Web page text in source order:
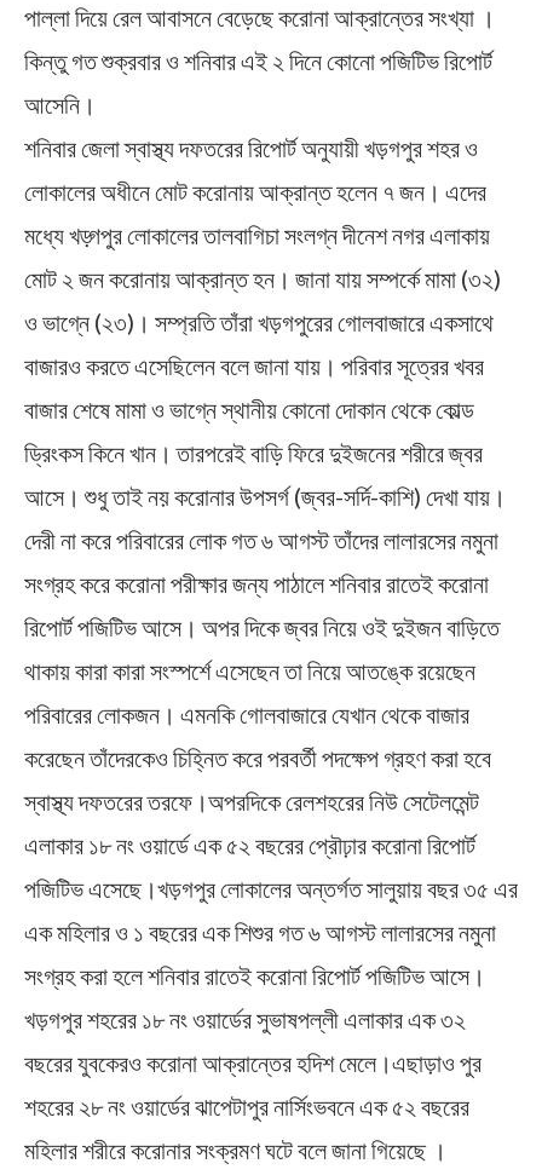
পাল্লা দিয়ে রেল আবাসনে বেড়েছে করোনা আক্রান্তের সংখ্যা ।
কিন্তু গত শুক্রবার ও শনিবার এই ২ দিনে কোনো পজিটিভ রিপোর্ট
আসেনি।
শনিবার জেলা স্বাস্থ্য দফতরের রিপোর্ট অনুযায়ী খড়গপুর শহর ও
লোকালের অধীনে মোট করোনায় আক্রান্ত হলেন ৭ জন। এদের
মধ্যে খড়্গপুর লোকালের তালবাগিচা সংলগ্ন দীনেশ নগর এলাকায়
মোট ২ জন করোনায় আক্রান্ত হন। জানা যায় সম্পর্কে মামা (৩২)
ও ভাগ্নে (২৩)। সম্প্রতি তাঁরা খড়গপুরের গোলবাজারে একসাথে
বাজারও করতে এসেছিলেন বলে জানা যায়। পরিবার সূত্রের খবর
বাজার শেষে মামা ও ভাগ্নে স্থানীয় কোনো দোকান থেকে কোল্ড
ড্রিংকস কিনে খান। তারপরেই বাড়ি ফিরে দুইজনের শরীরে জ্বর
আসে। শুধু তাই নয় করোনার উপসর্গ (জ্বর-সর্দি-কাশি) দেখা যায়।
দেরী না করে পরিবারের লোক গত ৬ আগস্ট তাঁদের লালারসের নমুনা
সংগ্রহ করে করোনা পরীক্ষার জন্য পাঠালে শনিবার রাতেই করোনা
রিপোর্ট পজিটিভ আসে। অপর দিকে জ্বর নিয়ে ওই দুইজন বাড়িতে
থাকায় কারা কারা সংস্পর্শে এসেছেন তা নিয়ে আতঙ্কে রয়েছেন
পরিবারের লোকজন। এমনকি গোলবাজারে যেখান থেকে বাজার
করেছেন তাঁদেরকেও চিহ্নিত করে পরবর্তী পদক্ষেপ গ্রহণ করা হবে
স্বাস্থ্য দফতরের তরফে।অপরদিকে রেলশহরের নিউ সেটেলমেন্ট
এলাকার ১৮ নং ওয়ার্ডে এক ৫২ বছরের প্র‍ৌঢ়ার করোনা রিপোর্ট
পজিটিভ এসেছে।খড়গপুর লোকালের অন্তর্গত সালুয়ায় বছর ৩৫ এর
এক মহিলার ও ১ বছরের এক শিশুর গত ৬ আগস্ট লালারসের নমুনা
সংগ্রহ করা হলে শনিবার রাতেই করোনা রিপোর্ট পজিটিভ আসে।
খড়গপুর শহরের ১৮ নং ওয়ার্ডের সুভাষপল্লী এলাকার এক ৩২
বছরের যুবকেরও করোনা আক্রান্তের হদিশ মেলে।এছাড়াও পুর
শহরের ২৮ নং ওয়ার্ডের ঝাপেটাপুর নার্সিংভবনে এক ৫২ বছরের
মহিলার শরীরে করোনার সংক্রমণ ঘটে বলে জানা গিয়েছে ।